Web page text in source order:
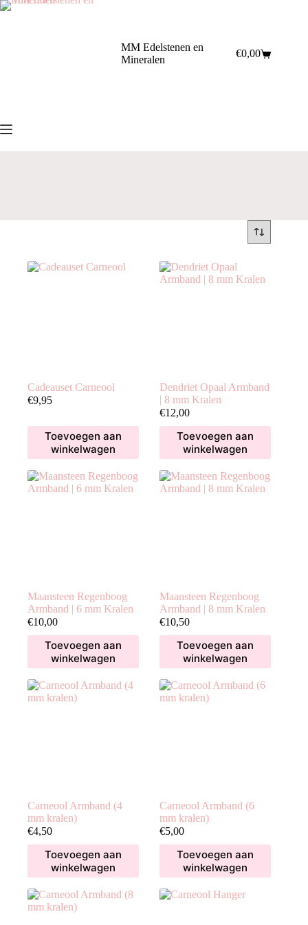
Ga
MM Edelstenen en
Mineralen
Winkelwagen
€0,00
Cadeauset Carneool
€9,95
Toevoegen aan
winkelwagen
Dendriet Opaal Armband
| 8 mm Kralen
€12,00
Toevoegen aan
winkelwagen
Maansteen Regenboog
Armband | 6 mm Kralen
€10,00
Toevoegen aan
winkelwagen
Maansteen Regenboog
Armband | 8 mm Kralen
€10,50
Toevoegen aan
winkelwagen
Carneool Armband (4
mm kralen)
€4,50
Toevoegen aan
winkelwagen
Carneool Armband (6
mm kralen)
€5,00
Toevoegen aan
winkelwagen